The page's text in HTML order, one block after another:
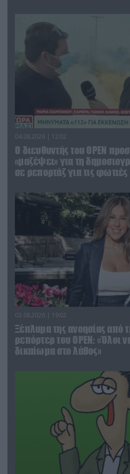
04.08.2026 | 12:02
O διευθυντής του OPEN
«μαζέψει» για τη
σε ρεπορτάζ για τις φωτιές
03.08.2026 | 19:02
Ξέπλυμα της ανοησίας από
ρεπόρτερ του ΟΡΕΝ: «Όλοι
δικαίωμα στο λάθος»